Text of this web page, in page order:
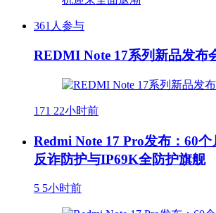
361人参与
REDMI Note 17系列新品发布
171 22小时前
Redmi Note 17 Pro发布：60
反诈防护与IP69K全防护旗舰
5 5小时前